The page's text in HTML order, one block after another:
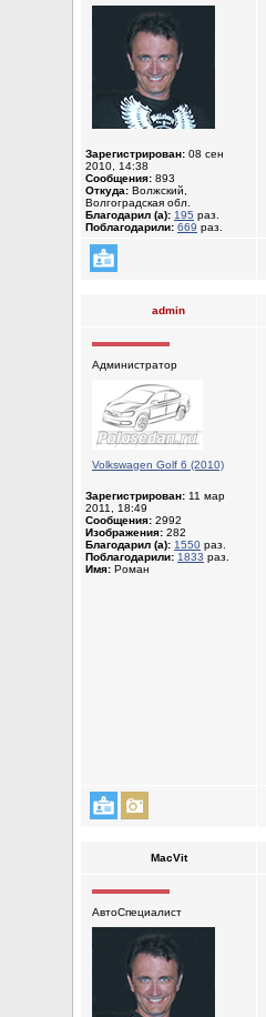
Зарегистрирован: 08 сен
2010, 14:38
Сообщения: 893
Откуда: Волжский,
Волгоградская обл.
Благодарил (а): 195 раз.
Поблагодарили: 669 раз.
admin
Администратор
Volkswagen Golf 6 (2010)
Зарегистрирован: 11 мар
2011, 18:49
Сообщения: 2992
Изображения: 282
Благодарил (а): 1550 раз.
Поблагодарили: 1833 раз.
Имя: Роман
MacVit
АвтоСпециалист